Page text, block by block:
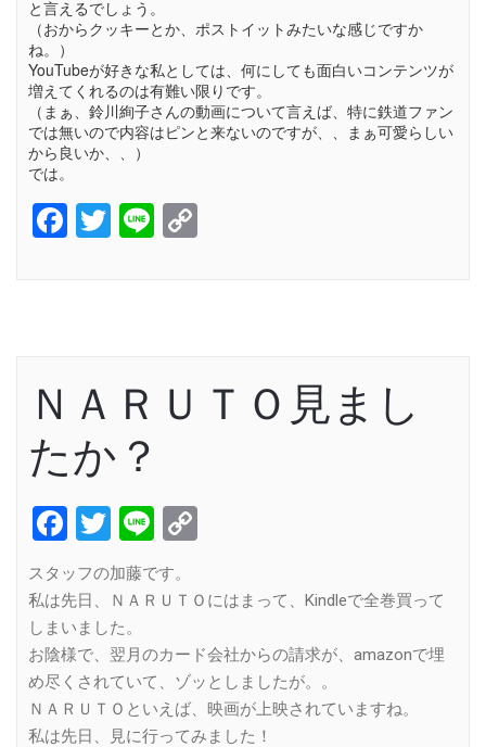
と言えるでしょう。
（おからクッキーとか、ポストイットみたいな感じですか
ね。）
YouTubeが好きな私としては、何にしても面白いコンテンツが
増えてくれるのは有難い限りです。
（まぁ、鈴川絢子さんの動画について言えば、特に鉄道ファン
では無いので内容はピンと来ないのですが、、まぁ可愛らしい
から良いか、、）
では。
Facebook
Twitter
Line
ＮＡＲＵＴＯ見まし
たか？
Facebook
Twitter
Line
スタッフの加藤です。
私は先日、ＮＡＲＵＴＯにはまって、Kindleで全巻買って
しまいました。
お陰様で、翌月のカード会社からの請求が、amazonで埋
め尽くされていて、ゾッとしましたが。。
ＮＡＲＵＴＯといえば、映画が上映されていますね。
私は先日、見に行ってみました！